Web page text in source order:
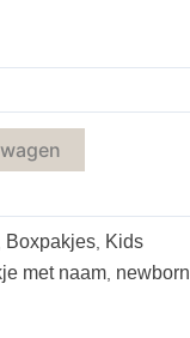
Boxpakjes Kids
met naam newborn